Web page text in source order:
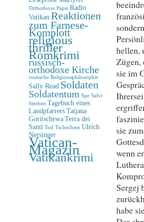
hellen,
Zügen,
sie im
sie
wenn
Sergej
habe
Orthodoxie Papst Radio
Vatikan Reaktionen
zum Farnese-
Komplott
religious
thriller
Romkrimi
russisch-
orthodoxe Kirche
russische Religionsphilosophie
Sally Read Soldaten
Soldatentum Spe Salvi
Sterben Tagebuch eines
Landpfarrers Tatjana
Goritschewa Terra dei
Santi Tod Tschechien Ulrich
Nersinger
Vatican-
Magazin
Vatikankrimi